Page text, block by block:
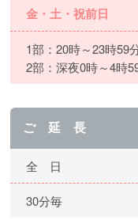
金・土・祝前日
1部：20時～23時
2部：深夜0時～4時
ご 延 長
全 日
30分毎